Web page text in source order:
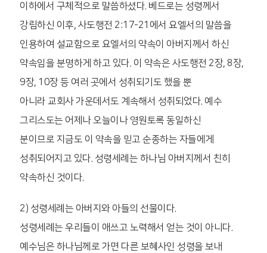
이하에서 구체적으로 말씀하셨다. 베드로는 성령께서
강림하신 이후, 사도행전 2:17-21에서 요엘서의 말씀을
인용하여 설교함으로 요엘서의 약속이 아버지께서 하신
약속임을 분명하게 하고 있다. 이 약속은 사도행전 2장, 8장,
9장, 10장 등 여러 곳에서 성취되기도 했을 뿐
아니라 교회사 가운데서도 계속해서 성취되었다. 예수
그리스도는 어제나 오늘이나 영원토록 동일하신
분이므로 지금도 이 약속을 믿고 순종하는 자들에게
성취되어지고 있다. 성령세례는 하나님 아버지께서 친히
약속하신 것이다.
2) 성령세례는 아버지와 아들의 선물이다.
성령세례는 우리들이 애쓰고 노력해서 얻는 것이 아니다.
예수님은 하나님께로 가면 다른 보혜사인 성령을 보내